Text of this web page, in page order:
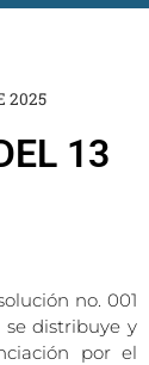
2025
13
no. 001
se distribuye y
por el